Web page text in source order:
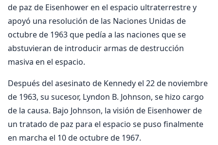
de paz de Eisenhower en el espacio ultraterrestre y
apoyó una resolución de las Naciones Unidas de
octubre de 1963 que pedía a las naciones que se
abstuvieran de introducir armas de destrucción
masiva en el espacio.
Después del asesinato de Kennedy el 22 de noviembre
de 1963, su sucesor, Lyndon B. Johnson, se hizo cargo
de la causa. Bajo Johnson, la visión de Eisenhower de
un tratado de paz para el espacio se puso finalmente
en marcha el 10 de octubre de 1967.